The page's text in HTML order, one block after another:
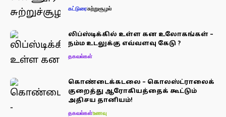
கட்டுரைசுற்றுசூழல்
லிப்ஸ்டிக்கில் உள்ள கன உலோகங்கள் –
நம்ம உடலுக்கு எவ்வளவு கேடு ?
தகவல்கள்
கொண்டைக்கடலை – கொலஸ்ட்ராலைக்
குறைத்து ஆரோகியத்தைக் கூட்டும்
அதிசய தானியம்!
தகவல்கள்உணவு